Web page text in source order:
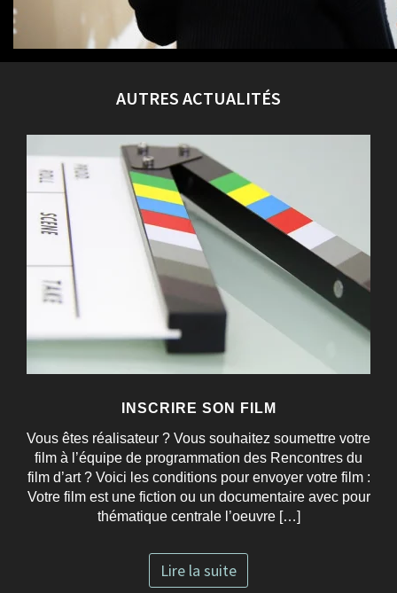
AUTRES ACTUALITÉS
INSCRIRE SON FILM
Vous êtes réalisateur ? Vous souhaitez soumettre votre
film à l’équipe de programmation des Rencontres du
film d’art ? Voici les conditions pour envoyer votre film :
Votre film est une fiction ou un documentaire avec pour
thématique centrale l’oeuvre […]
Lire la suite